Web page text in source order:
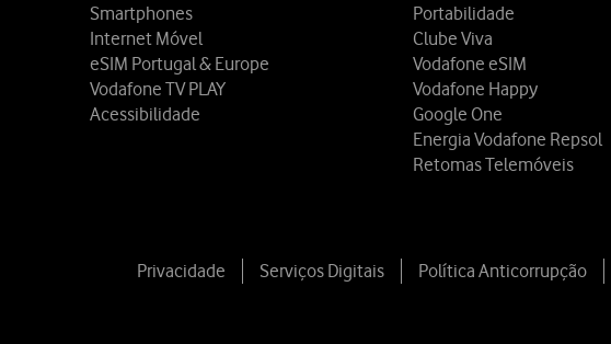
Smartphones
Internet Móvel
eSIM Portugal & Europe
Vodafone TV PLAY
Acessibilidade
Portabilidade
Clube Viva
Vodafone eSIM
Vodafone Happy
Google One
Energia Vodafone Repsol
Retomas Telemóveis
Privacidade Serviços Digitais Política Anticorrupção